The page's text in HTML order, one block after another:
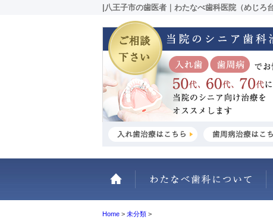
|八王子市の歯医者｜わたなべ歯科医院（めじろ
ホーム
Home > 未分類 >